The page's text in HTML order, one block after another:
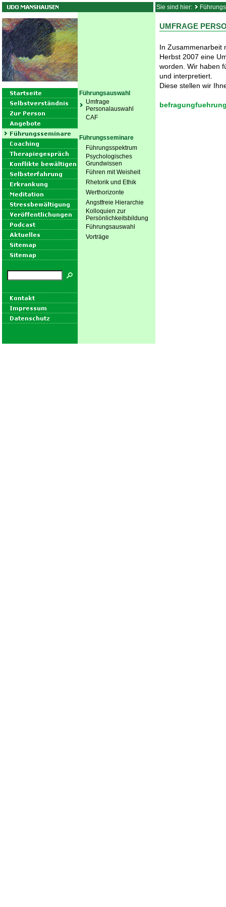
Sie sind hier:
Führungsauswahl
Umfrage
Personalauswahl
CAF
Führungsseminare
Führungsspektrum
Psychologisches
Grundwissen
Führen mit Weisheit
Rhetorik und Ethik
Werthorizonte
Angstfreie Hierarchie
Kolloquien zur
Persönlichkeitsbildung
Führungsauswahl
Vorträge
UMFRAGE
In Zusammenarbeit
Herbst 2007 eine
worden. Wir haben
und interpretiert.
Diese stellen wir